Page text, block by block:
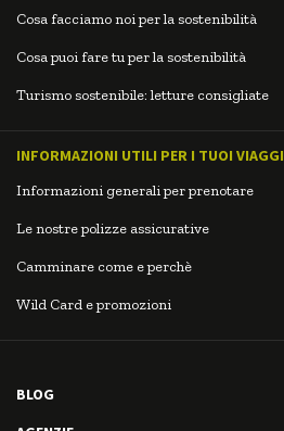
Cosa facciamo noi per la sostenibilità
Cosa puoi fare tu per la sostenibilità
Turismo sostenibile: letture consigliate
INFORMAZIONI UTILI PER I TUOI VIAGGI
Informazioni generali per prenotare
Le nostre polizze assicurative
Camminare come e perchè
Wild Card e promozioni
BLOG